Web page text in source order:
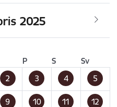
2025
P S
Sv
2 3 4 5
9 10 11 12